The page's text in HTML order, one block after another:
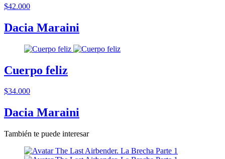
$42.000
Dacia Maraini
Cuerpo feliz
$34.000
Dacia Maraini
También te puede interesar